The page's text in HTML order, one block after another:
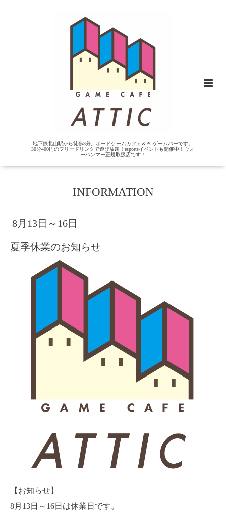
地下鉄北山駅から徒歩3分。ボードゲームカフェ＆PCゲームバーです。
30分400円のフリードリンクで遊び放題！esportsイベントも開催中！ウォ
ーハンマー正規取扱店です！
INFORMATION
8月13日～16日
夏季休業のお知らせ
【お知らせ】
8月13日～16日は休業日です。